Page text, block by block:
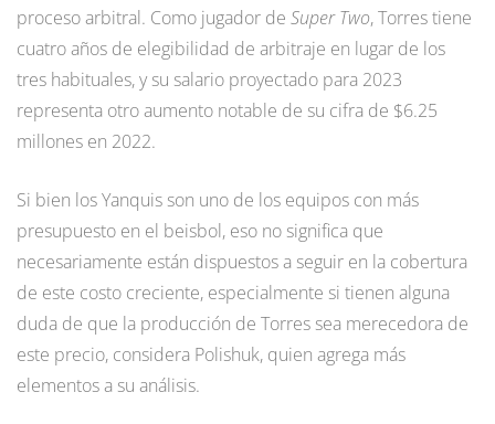
proceso arbitral. Como jugador de Super Two, Torres tiene
cuatro años de elegibilidad de arbitraje en lugar de los
tres habituales, y su salario proyectado para 2023
representa otro aumento notable de su cifra de $6.25
millones en 2022.
Si bien los Yanquis son uno de los equipos con más
presupuesto en el beisbol, eso no significa que
necesariamente están dispuestos a seguir en la cobertura
de este costo creciente, especialmente si tienen alguna
duda de que la producción de Torres sea merecedora de
este precio, considera Polishuk, quien agrega más
elementos a su análisis.